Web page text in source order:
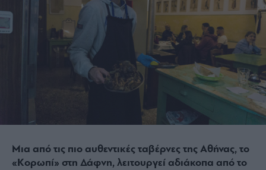
Μια από τις πιο αυθεντικές ταβέρνες της Αθήνας, το
«Κορωπί» στη Δάφνη, λειτουργεί αδιάκοπα από το